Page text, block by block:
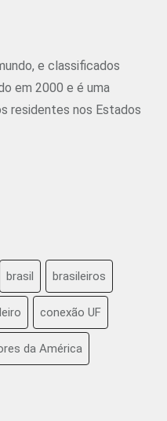
e classificados
em 2000 e é uma
residentes nos Estados
brasil brasileiros
conexão UF
da América